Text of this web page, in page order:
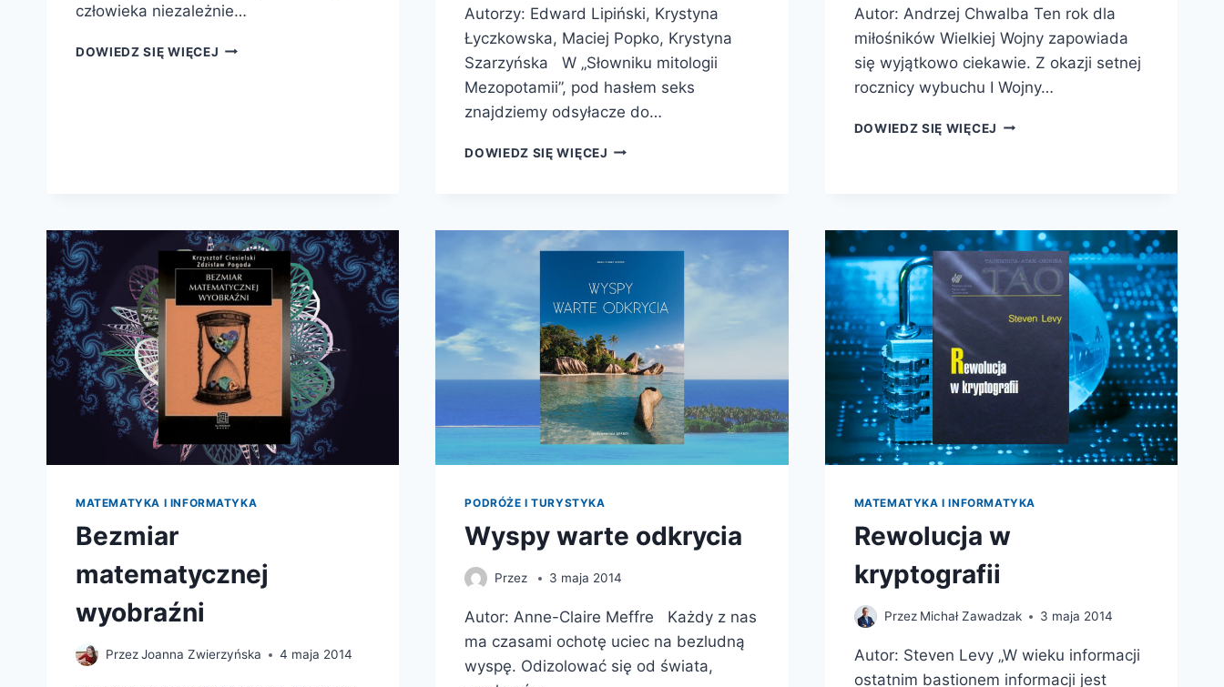
człowieka niezależnie…
DOWIEDZ SIĘ WIĘCEJ GEOGRAFIA
Autorzy: Edward Lipiński, Krystyna
Łyczkowska, Maciej Popko, Krystyna
Szarzyńska W „Słowniku mitologii
Mezopotamii”, pod hasłem seks
znajdziemy odsyłacze do…
DOWIEDZ SIĘ WIĘCEJ MIŁOŚĆ
STAROŻYTNEGO
Autor: Andrzej Chwalba Ten rok dla
miłośników Wielkiej Wojny zapowiada
się wyjątkowo ciekawie. Z okazji setnej
rocznicy wybuchu I Wojny…
DOWIEDZ SIĘ WIĘCEJ SAMOBÓJSTWO
MATEMATYKA I INFORMATYKA
Bezmiar
matematycznej
wyobraźni
PrzezJoanna Zwierzyńska 4 maja 2014
PODRÓŻE I TURYSTYKA
Wyspy warte odkrycia
Przez 3 maja 2014
Autor: Anne-Claire Meffre Każdy z nas
ma czasami ochotę uciec na bezludną
wyspę. Odizolować się od świata,
MATEMATYKA I INFORMATYKA
Rewolucja w
kryptografii
Przez Michał Zawadzak 3 maja 2014
Autor: Steven Levy „W wieku informacji
ostatnim bastionem informacji jest